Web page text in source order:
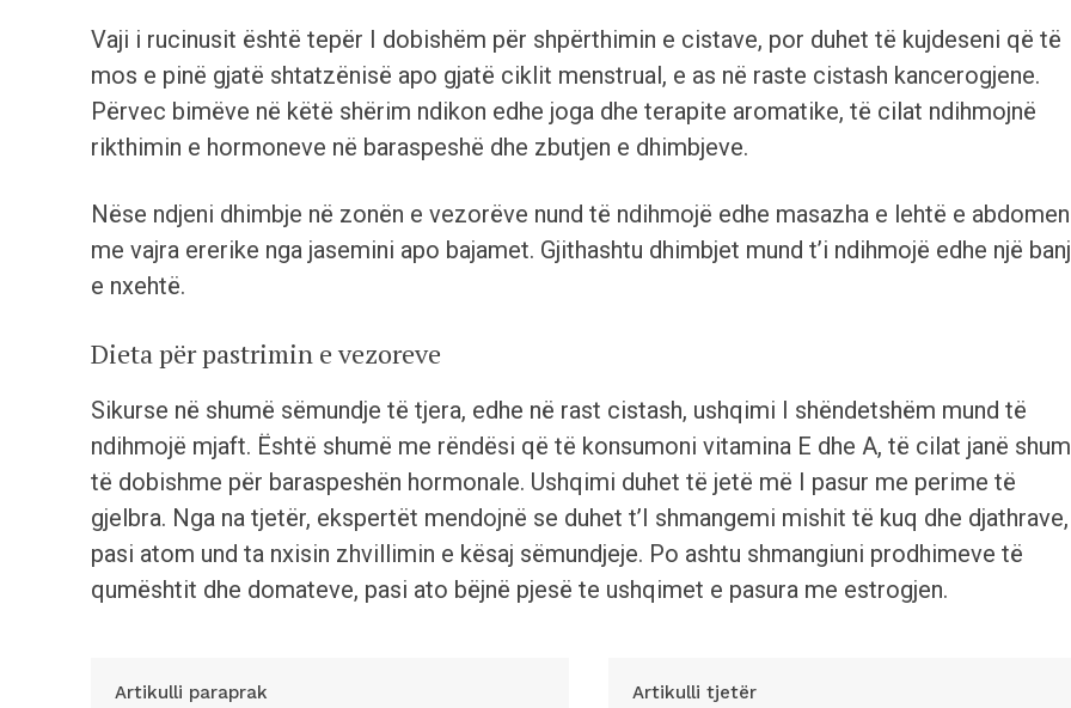
Vaji i rucinusit është tepër I dobishëm për shpërthimin e cistave, por duhet të kujdeseni që të
mos e pinë gjatë shtatzënisë apo gjatë ciklit menstrual, e as në raste cistash kancerogjene.
Përvec bimëve në këtë shërim ndikon edhe joga dhe terapite aromatike, të cilat ndihmojnë
rikthimin e hormoneve në baraspeshë dhe zbutjen e dhimbjeve.
Nëse ndjeni dhimbje në zonën e vezorëve nund të ndihmojë edhe masazha e lehtë e
me vajra ererike nga jasemini apo bajamet. Gjithashtu dhimbjet mund t’i ndihmojë edhe një
e nxehtë.
Dieta për pastrimin e vezoreve
Sikurse në shumë sëmundje të tjera, edhe në rast cistash, ushqimi I shëndetshëm mund të
ndihmojë mjaft. Është shumë me rëndësi që të konsumoni vitamina E dhe A, të cilat janë
të dobishme për baraspeshën hormonale. Ushqimi duhet të jetë më I pasur me perime të
gjelbra. Nga na tjetër, ekspertët mendojnë se duhet t’I shmangemi mishit të kuq dhe djathrave,
pasi atom und ta nxisin zhvillimin e kësaj sëmundjeje. Po ashtu shmangiuni prodhimeve të
qumështit dhe domateve, pasi ato bëjnë pjesë te ushqimet e pasura me estrogjen.
Artikulli paraprak Artikulli tjetër